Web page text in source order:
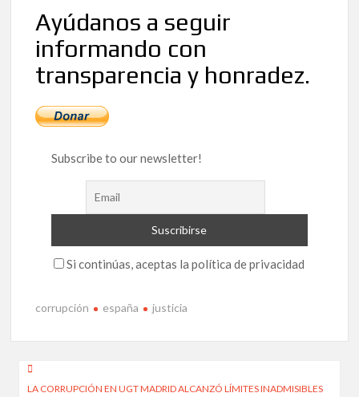
Ayúdanos a seguir
informando con
transparencia y honradez.
Subscribe to our newsletter!
Si continúas, aceptas la política de privacidad
corrupción españa justicia
Navegación
LA CORRUPCIÓN EN UGT MADRID ALCANZÓ LÍMITES INADMISIBLES